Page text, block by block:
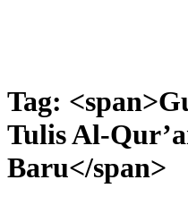
Tag:
Tulis Al-
Baru</span>